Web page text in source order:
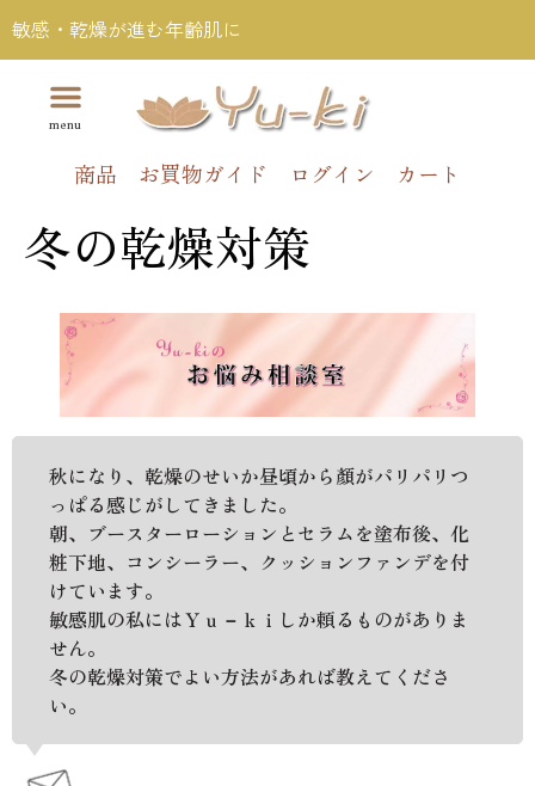
敏感・乾燥が進む年齢肌に
商品 お買物ガイド ログイン カート
冬の乾燥対策
秋になり、乾燥のせいか昼頃から顏がパリパリつ
っぱる感じがしてきました。
朝、ブースターローションとセラムを塗布後、化
粧下地、コンシーラー、クッションファンデを付
けています。
敏感肌の私にはＹｕ－ｋｉしか頼るものがありま
せん。
冬の乾燥対策でよい方法があれば教えてくださ
い。